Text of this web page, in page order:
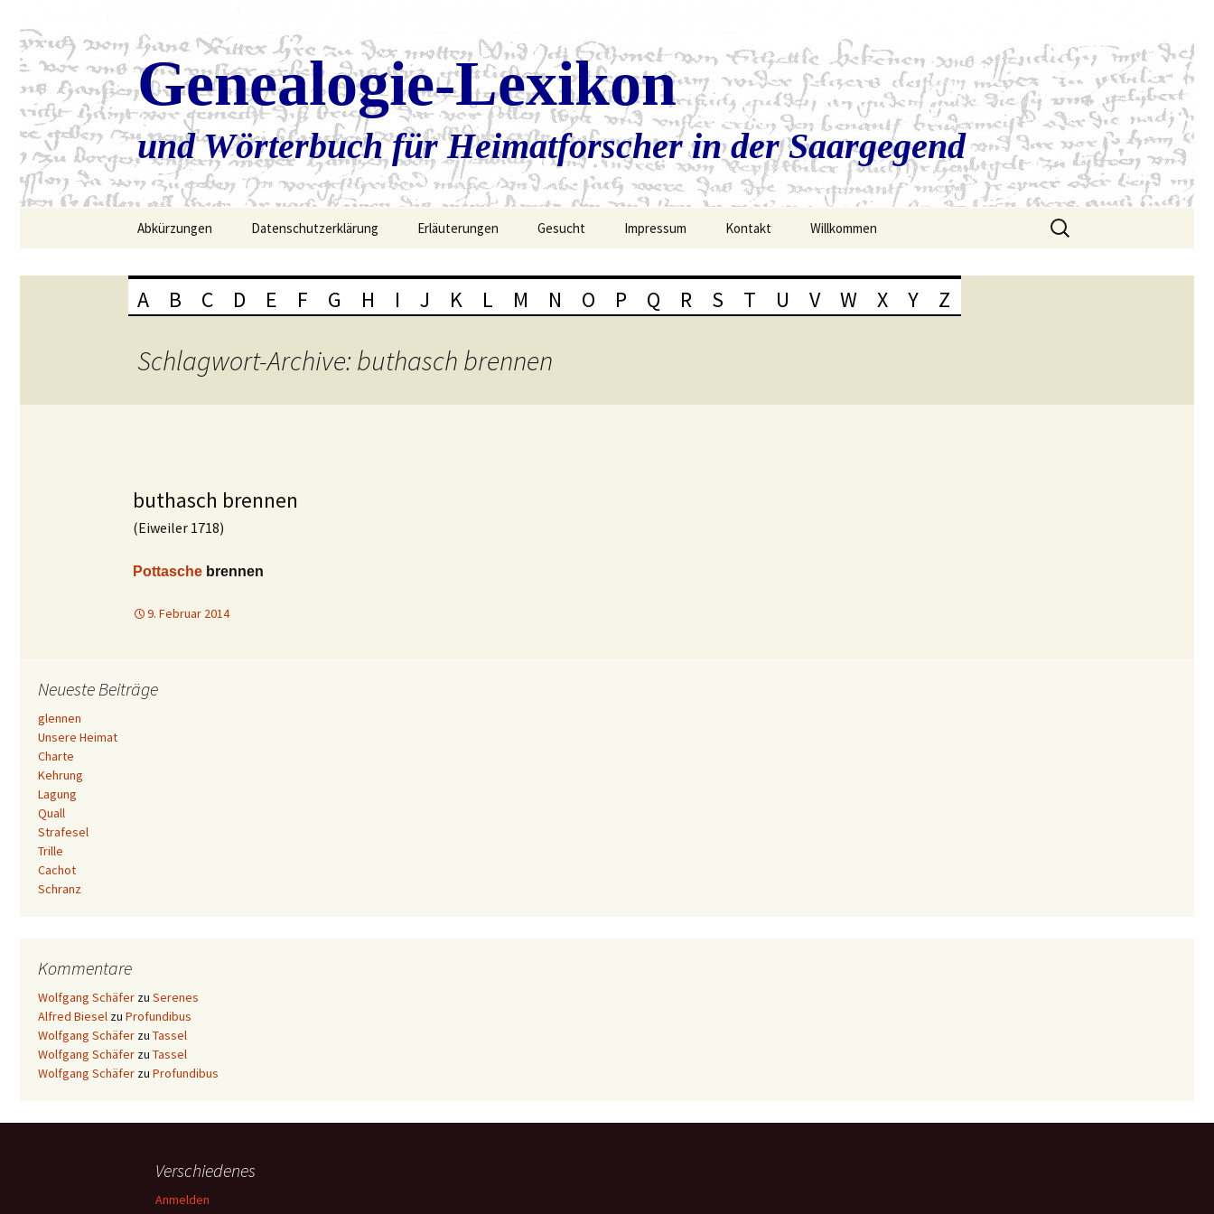
Genealogie-Lexikon
und Wörterbuch für Heimatforscher in der Saargegend
Abkürzungen Datenschutzerklärung Erläuterungen Gesucht Impressum Kontakt Willkommen
Suchen
nach:
A B C D E F G H I J K L M N O P Q R S T U V W X Y Z
Schlagwort-Archive: buthasch brennen
buthasch brennen
(Eiweiler 1718)
Pottasche brennen
9. Februar 2014
Neueste Beiträge
glennen
Unsere Heimat
Charte
Kehrung
Lagung
Quall
Strafesel
Trille
Cachot
Schranz
Kommentare
Wolfgang Schäfer zu Serenes
Alfred Biesel zu Profundibus
Wolfgang Schäfer zu Tassel
Wolfgang Schäfer zu Tassel
Wolfgang Schäfer zu Profundibus
Verschiedenes
Anmelden